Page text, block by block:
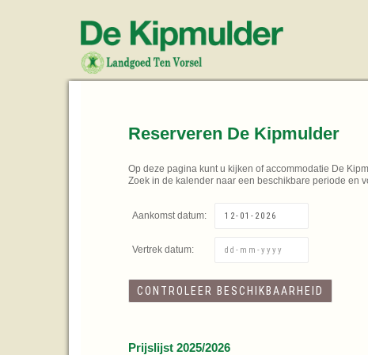
Reserveren De Kipmulder
Op deze pagina kunt u kijken of accommodatie De
Zoek in de kalender naar een beschikbare periode en
Aankomst datum:
Vertrek datum:
Prijslijst 2025/2026